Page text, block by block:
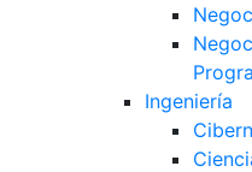
Ingeniería